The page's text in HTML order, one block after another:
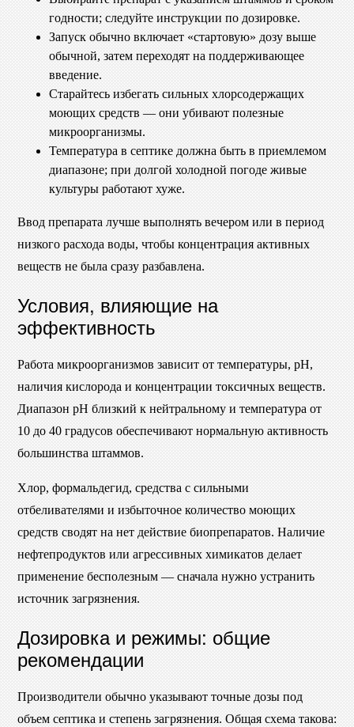
годности; следуйте инструкции по дозировке.
Запуск обычно включает «стартовую» дозу выше
обычной, затем переходят на поддерживающее
введение.
Старайтесь избегать сильных хлорсодержащих
моющих средств — они убивают полезные
микроорганизмы.
Температура в септике должна быть в приемлемом
диапазоне; при долгой холодной погоде живые
культуры работают хуже.
Ввод препарата лучше выполнять вечером или в период
низкого расхода воды, чтобы концентрация активных
веществ не была сразу разбавлена.
Условия, влияющие на
эффективность
Работа микроорганизмов зависит от температуры, pH,
наличия кислорода и концентрации токсичных веществ.
Диапазон pH близкий к нейтральному и температура от
10 до 40 градусов обеспечивают нормальную активность
большинства штаммов.
Хлор, формальдегид, средства с сильными
отбеливателями и избыточное количество моющих
средств сводят на нет действие биопрепаратов. Наличие
нефтепродуктов или агрессивных химикатов делает
применение бесполезным — сначала нужно устранить
источник загрязнения.
Дозировка и режимы: общие
рекомендации
Производители обычно указывают точные дозы под
объем септика и степень загрязнения. Общая схема такова: